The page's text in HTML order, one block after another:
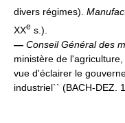
divers régimes).
XXe s.).
— Conseil Général des
ministère de
vue d'éclairer le
industriel`` (BACH-DEZ.